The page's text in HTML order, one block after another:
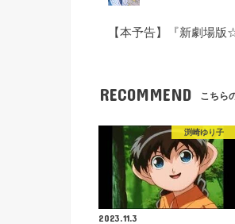
【本予告】『新劇場
RECOMMEND こちら
渕崎ゆり子
2023.11.3